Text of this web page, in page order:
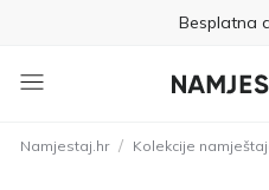
Besplatna
Nije potrebno
01 8000
Namjestaj.hr / Kolekcije